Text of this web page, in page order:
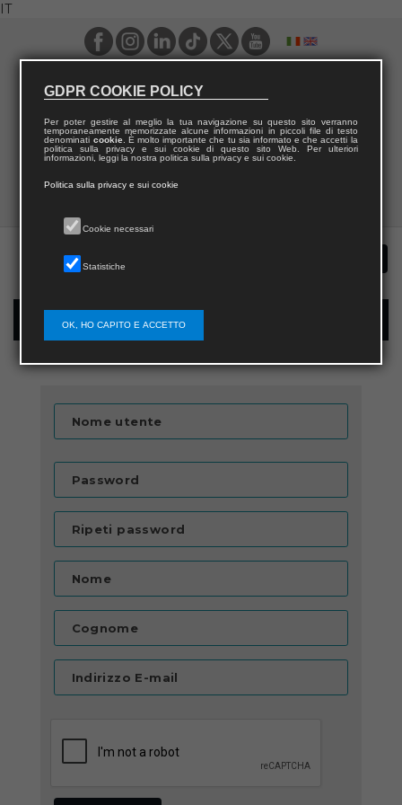
IT
Registrazione nuovo utente per acquisti sul sito
Nome utente
Password
Ripeti password
Nome
Cognome
Indirizzo E-mail
GDPR COOKIE POLICY
Per poter gestire al meglio la tua navigazione su questo sito verranno
temporaneamente memorizzate alcune informazioni in piccoli file di testo
denominati cookie. È molto importante che tu sia informato e che accetti la
politica sulla privacy e sui cookie di questo sito Web. Per ulteriori
informazioni, leggi la nostra politica sulla privacy e sui cookie.
Politica sulla privacy e sui cookie
Cookie necessari
Statistiche
OK, HO CAPITO E ACCETTO